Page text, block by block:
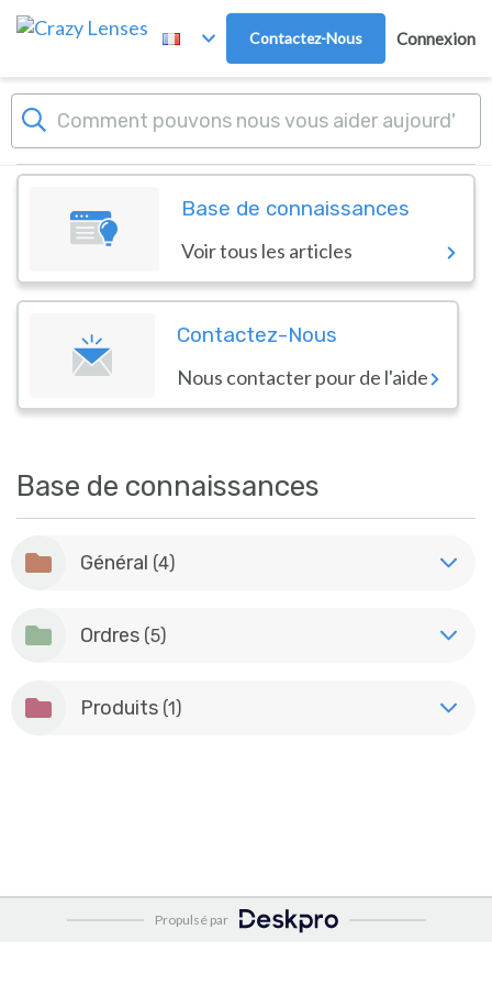
Passer au contenu principal
Contactez-Nous Connexion
Crazy LensesBase de connaissances
Voir tous les articles
Contactez-Nous
Nous contacter pour de l'aide
Base de connaissances
Général (4)
Ordres (5)
Produits (1)
Propulsé par